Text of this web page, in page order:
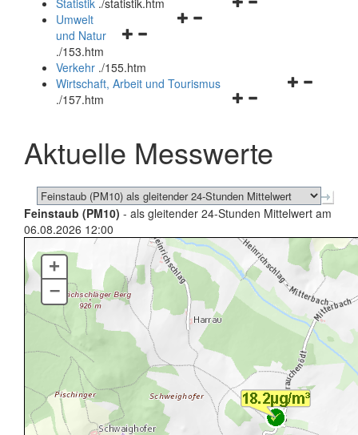
Navigationsmenü
Statistik ./statistik.htm
Navigationsmenü
und
schließen
Umwelt
und Natur
./153.htm
Verkehr ./155.htm
Navigationsmenü
schließen
Wirtschaft, Arbeit und Tourismus
./157.htm
Aktuelle Messwerte
Feinstaub (PM10) - als gleitender 24-Stunden Mittelwert am
06.08.2026 12:00
+
–